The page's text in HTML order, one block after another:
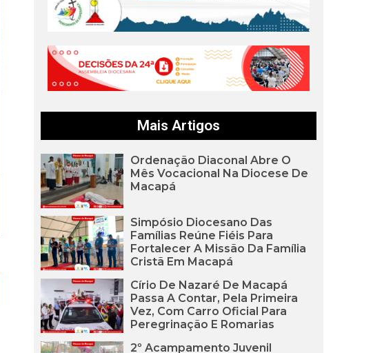
Mais Artigos
Ordenação Diaconal Abre O
Mês Vocacional Na Diocese De
Macapá
Simpósio Diocesano Das
Famílias Reúne Fiéis Para
Fortalecer A Missão Da Família
Cristã Em Macapá
Círio De Nazaré De Macapá
Passa A Contar, Pela Primeira
Vez, Com Carro Oficial Para
Peregrinação E Romarias
2º Acampamento Juvenil